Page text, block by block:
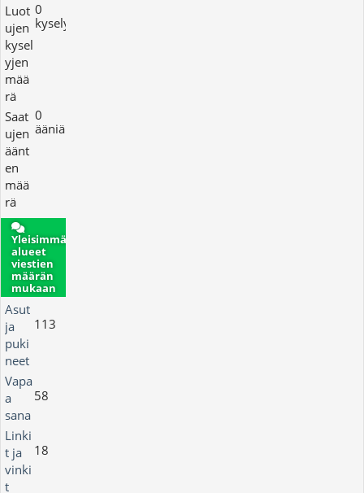
Luot
ujen
kysel
yjen
mää
rä
0
kyselyjä
Saat
ujen
äänt
en
mää
rä
0
ääniä
Yleisimmät
alueet
viestien
määrän
mukaan
Asut
ja
puki
neet
113
Vapa
a
sana
58
Linki
t ja
vinki
t
18